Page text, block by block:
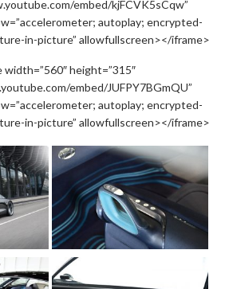
embed/kjFCVK5sCqw”
autoplay; encrypted-
in-picture” allowfullscreen></iframe>
width=”560″ height=”315″
embed/JUFPY7BGmQU”
autoplay; encrypted-
in-picture” allowfullscreen></iframe>